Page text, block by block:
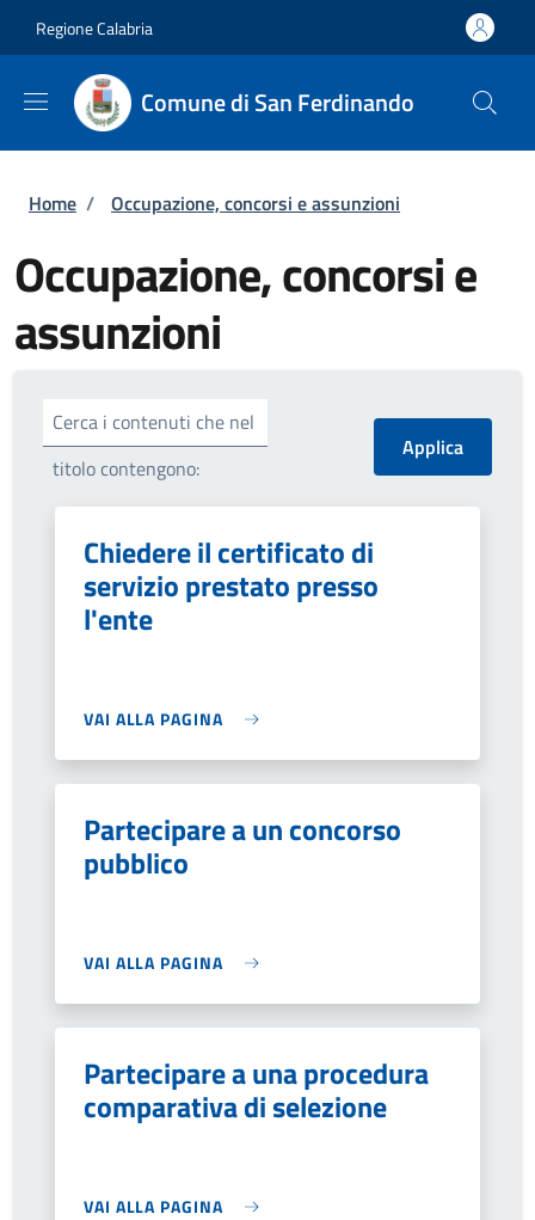
Regione Calabria
Comune di San Ferdinando
Briciole di pane
Home / Occupazione, concorsi e assunzioni
Occupazione, concorsi e
assunzioni
Cerca i contenuti che nel
titolo contengono:
Chiedere il certificato di
servizio prestato presso
l'ente
VAI ALLA PAGINA
Partecipare a un concorso
pubblico
VAI ALLA PAGINA
Partecipare a una procedura
comparativa di selezione
VAI ALLA PAGINA